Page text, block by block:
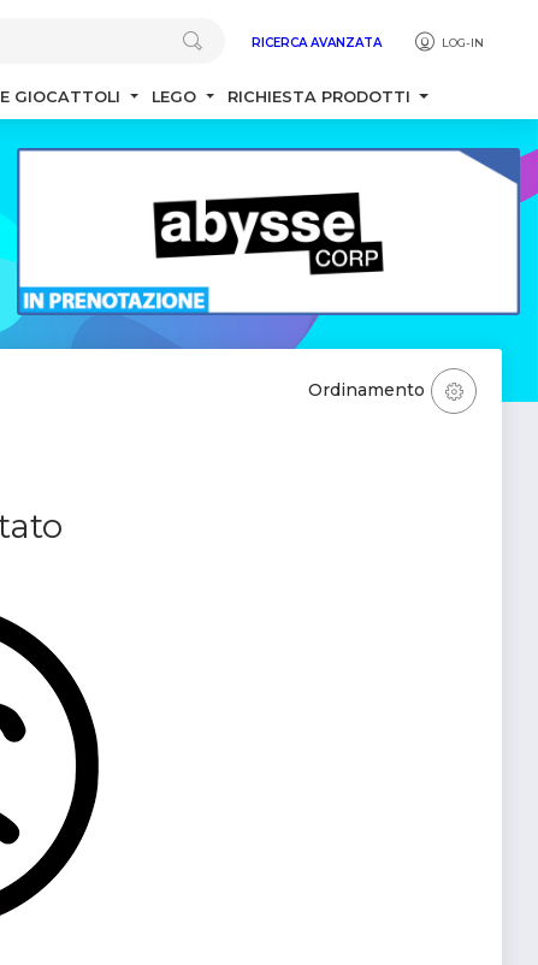
RICERCA AVANZATA LOG-IN
GIOCATTOLI LEGO RICHIESTA PRODOTTI
Ordinamento